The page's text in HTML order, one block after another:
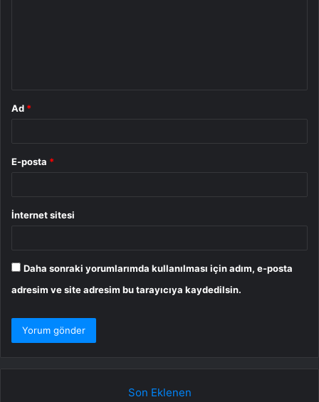
Ad *
E-posta *
İnternet sitesi
Daha sonraki yorumlarımda kullanılması için adım, e-posta
adresim ve site adresim bu tarayıcıya kaydedilsin.
Son Eklenen